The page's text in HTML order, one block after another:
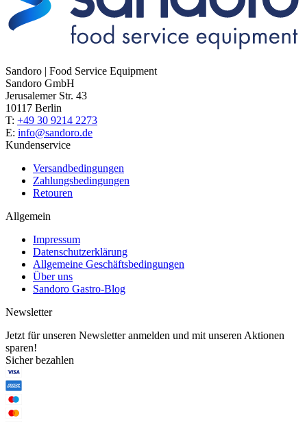
Sandoro | Food Service Equipment
Sandoro GmbH
Jerusalemer Str. 43
10117 Berlin
T: +49 30 9214 2273
E: info@sandoro.de
Kundenservice
Versandbedingungen
Zahlungsbedingungen
Retouren
Allgemein
Impressum
Datenschutzerklärung
Allgemeine Geschäftsbedingungen
Über uns
Sandoro Gastro-Blog
Newsletter
Jetzt für unseren Newsletter anmelden und mit unseren Aktionen
sparen!
Sicher bezahlen